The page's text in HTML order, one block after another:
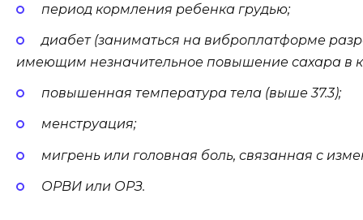
период кормления ребенка грудью;
диабет (заниматься на виброплатформе
имеющим незначительное повышение сахара в
повышенная температура тела (выше 37.3);
менструация;
мигрень или головная боль, связанная с
ОРВИ или ОРЗ.